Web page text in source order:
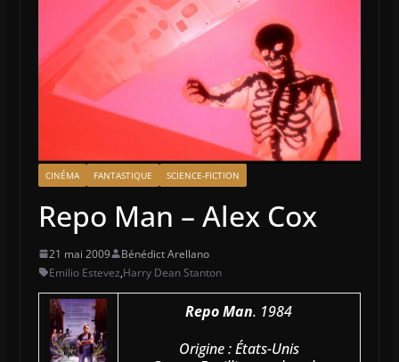
CINÉMA FANTASTIQUE SCIENCE-FICTION
Repo Man – Alex Cox
21 mai 2009
Bénédict Arellano
Emilio Estevez,Harry Dean Stanton
Repo Man. 1984
Origine : États-Unis